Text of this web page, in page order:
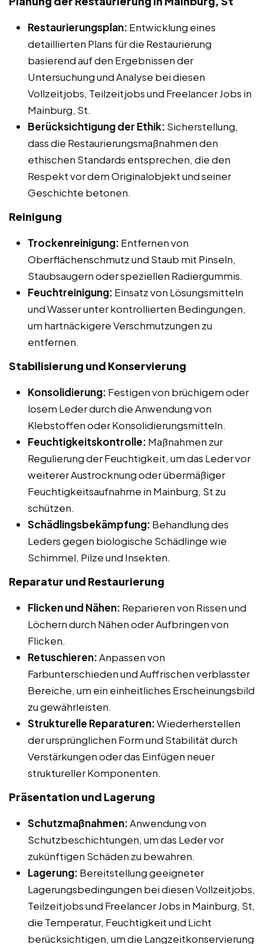
Restaurierungsplan: Entwicklung eines
detaillierten Plans für die Restaurierung
basierend auf den Ergebnissen der
Untersuchung und Analyse bei diesen
Vollzeitjobs, Teilzeitjobs und Freelancer Jobs in
Mainburg, St.
Berücksichtigung der Ethik: Sicherstellung,
dass die Restaurierungsmaßnahmen den
ethischen Standards entsprechen, die den
Respekt vor dem Originalobjekt und seiner
Geschichte betonen.
Reinigung
Trockenreinigung: Entfernen von
Oberflächenschmutz und Staub mit Pinseln,
Staubsaugern oder speziellen Radiergummis.
Feuchtreinigung: Einsatz von Lösungsmitteln
und Wasser unter kontrollierten Bedingungen,
um hartnäckigere Verschmutzungen zu
entfernen.
Stabilisierung und Konservierung
Konsolidierung: Festigen von brüchigem oder
losem Leder durch die Anwendung von
Klebstoffen oder Konsolidierungsmitteln.
Feuchtigkeitskontrolle: Maßnahmen zur
Regulierung der Feuchtigkeit, um das Leder vor
weiterer Austrocknung oder übermäßiger
Feuchtigkeitsaufnahme in Mainburg, St zu
schützen.
Schädlingsbekämpfung: Behandlung des
Leders gegen biologische Schädlinge wie
Schimmel, Pilze und Insekten.
Reparatur und Restaurierung
Flicken und Nähen: Reparieren von Rissen und
Löchern durch Nähen oder Aufbringen von
Flicken.
Retuschieren:Anpassen von
Farbunterschieden und Auffrischen verblasster
Bereiche, um ein einheitliches Erscheinungsbild
zu gewährleisten.
Strukturelle Reparaturen:Wiederherstellen
der ursprünglichen Form und Stabilität durch
Verstärkungen oder das Einfügen neuer
struktureller Komponenten.
Präsentation und Lagerung
Schutzmaßnahmen:Anwendung von
Schutzbeschichtungen, um das Leder vor
zukünftigen Schäden zu bewahren.
Lagerung: Bereitstellung geeigneter
Lagerungsbedingungen bei diesen Vollzeitjobs,
Teilzeitjobs und Freelancer Jobs in Mainburg, St,
die Temperatur, Feuchtigkeit und Licht
berücksichtigen, um die Langzeitkonservierung